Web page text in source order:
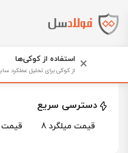
فولادسل
قیمت میلگرد 18
دسترسی سریع
قیمت میلگرد 8 قیمت
× استفاده از کوکی‌ها
از کوکی برای تحلیل عملکرد